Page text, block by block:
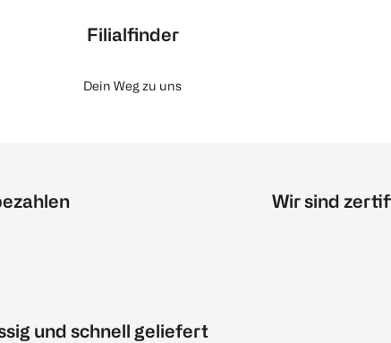
Filialfinder
Dein Weg zu uns
und schnell geliefert
Wir sind